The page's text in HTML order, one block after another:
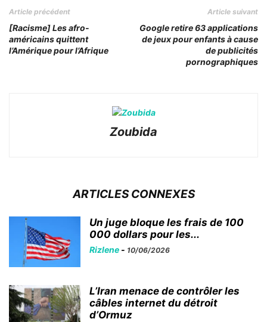
Article précédent
[Racisme] Les afro-
américains quittent
l’Amérique pour l’Afrique
Article suivant
Google retire 63 applications
de jeux pour enfants à cause
de publicités
pornographiques
Zoubida
ARTICLES CONNEXES
Un juge bloque les frais de 100
000 dollars pour les...
Rizlene - 10/06/2026
L’Iran menace de contrôler les
câbles internet du détroit
d’Ormuz